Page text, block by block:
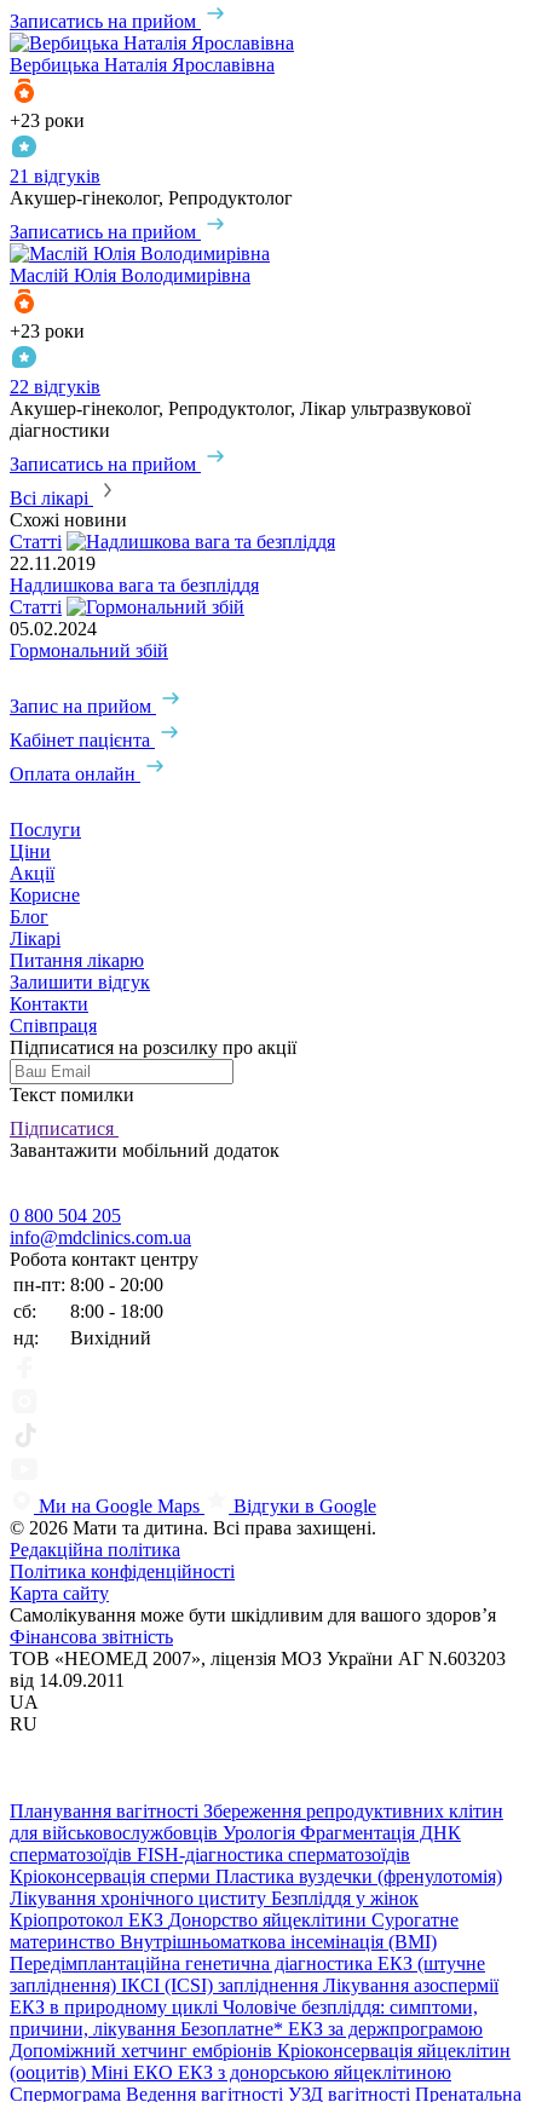
Записатись на прийом
Вербицька Наталія Ярославівна
+23 роки
21 відгуків
Акушер-гінеколог, Репродуктолог
Записатись на прийом
Маслій Юлія Володимирівна
+23 роки
22 відгуків
Акушер-гінеколог, Репродуктолог, Лікар ультразвукової
діагностики
Записатись на прийом
Всі лікарі
Схожі новини
Статті
22.11.2019
Надлишкова вага та безпліддя
Статті
05.02.2024
Гормональний збій
Запис на прийом
Кабінет пацієнта
Оплата онлайн
Послуги
Ціни
Акції
Корисне
Блог
Лікарі
Питання лікарю
Залишити відгук
Контакти
Співпраця
Підписатися на розсилку про акції
Текст помилки
Підписатися
Завантажити мобільний додаток
0 800 504 205
info@mdclinics.com.ua
Робота контакт центру
пн-пт: 8:00 - 20:00
сб:
8:00 - 18:00
нд:
Вихідний
Ми на Google Maps
Відгуки в Google
© 2026 Мати та дитина. Всі права захищені.
Редакційна політика
Політика конфіденційності
Карта сайту
Самолікування може бути шкідливим для вашого здоров’я
Фінансова звітність
ТОВ «НЕОМЕД 2007», ліцензія МОЗ України АГ N.603203
від 14.09.2011
UA
RU
Планування вагітності Збереження репродуктивних клітин
для військовослужбовців Урологія Фрагментація ДНК
сперматозоїдів FISH-діагностика сперматозоїдів
Кріоконсервація сперми Пластика вуздечки (френулотомія)
Лікування хронічного циститу Безпліддя у жінок
Кріопротокол ЕКЗ Донорство яйцеклітини Сурогатне
материнство Внутрішньоматкова інсемінація (ВМІ)
Передімплантаційна генетична діагностика ЕКЗ (штучне
запліднення) ІКСІ (ICSI) запліднення Лікування азоспермії
ЕКЗ в природному циклі Чоловіче безпліддя: симптоми,
причини, лікування Безоплатне* ЕКЗ за держпрограмою
Допоміжний хетчинг ембріонів Кріоконсервація яйцеклітин
(ооцитів) Міні ЕКО ЕКЗ з донорською яйцеклітиною
Спермограма Ведення вагітності УЗД вагітності Пренатальна